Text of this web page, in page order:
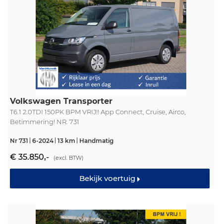
Volkswagen Transporter
T6.1 2.0TDI 150PK BPM VRIJ!! App Connect, Cruise, Airco,
Betimmering! NR. 731
Nr 731 6-2024 13 km Handmatig
€ 35.850,- (excl. BTW)
Bekijk voertuig